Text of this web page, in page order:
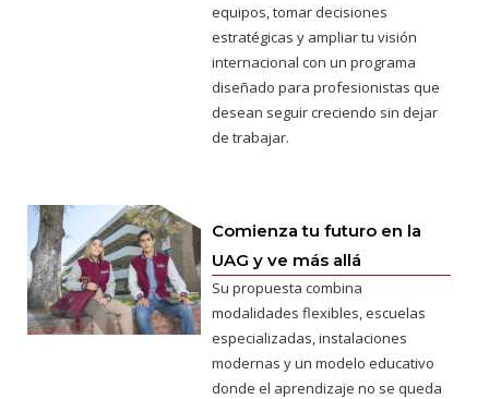
equipos, tomar decisiones
estratégicas y ampliar tu visión
internacional con un programa
diseñado para profesionistas que
desean seguir creciendo sin dejar
de trabajar.
Comienza tu futuro en la
UAG y ve más allá
Su propuesta combina
modalidades flexibles, escuelas
especializadas, instalaciones
modernas y un modelo educativo
donde el aprendizaje no se queda